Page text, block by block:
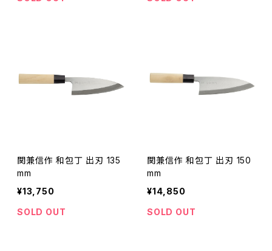
関兼信作 和包丁 出刃 135
mm
¥13,750
SOLD OUT
関兼信作 和包丁 出刃 150
mm
¥14,850
SOLD OUT